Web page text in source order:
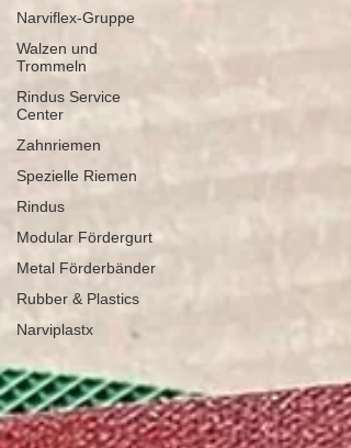
Narviflex-Gruppe
Walzen und
Trommeln
Rindus Service
Center
Zahnriemen
Spezielle Riemen
Rindus
Modular Fördergurt
Metal Förderbänder
Rubber & Plastics
Narviplastx